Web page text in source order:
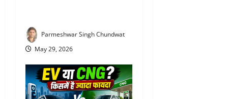
Parmeshwar Singh Chundwat
May 29, 2026